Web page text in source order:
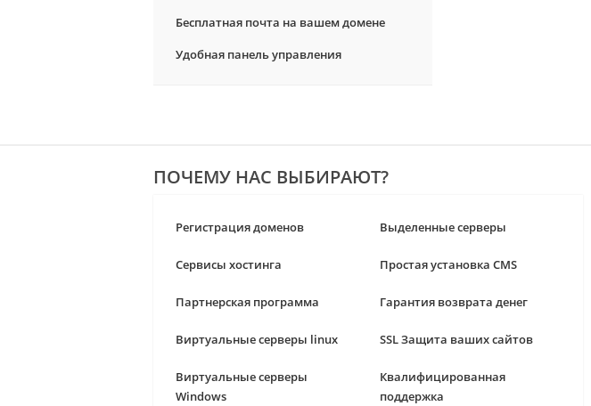
Бесплатная почта на вашем домене
Удобная панель управления
ПОЧЕМУ НАС ВЫБИРАЮТ?
Регистрация доменов
Сервисы хостинга
Партнерская программа
Виртуальные серверы linux
Виртуальные серверы
Windows
Выделенные серверы
Простая установка CMS
Гарантия возврата денег
SSL Защита ваших сайтов
Квалифицированная
поддержка